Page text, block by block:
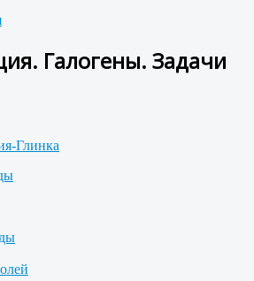
Галогены. Задачи
Глинка